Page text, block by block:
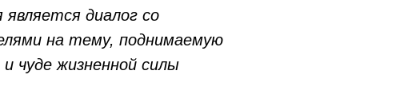
диалог со
на тему, поднимаемую
чуде жизненной силы